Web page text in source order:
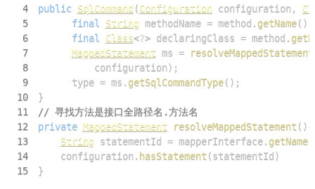
4
public SqlCommand (Configuration configuration ,
5
final String methodName = method . getName( )
6
final Class<?> declaringClass = method .
7
MappedStatement ms = resolveMappedStatement
8
          configuration
) ;
9
      type
= ms . getSqlCommandType( ) ;
10
}
11
// 寻找方法是接口全路径名.方法名
12
private MappedStatement resolveMappedStatement ( ){
13
String statementId = mapperInterface. getName(
14
    configuration
. hasStatement (statementId)
15
}